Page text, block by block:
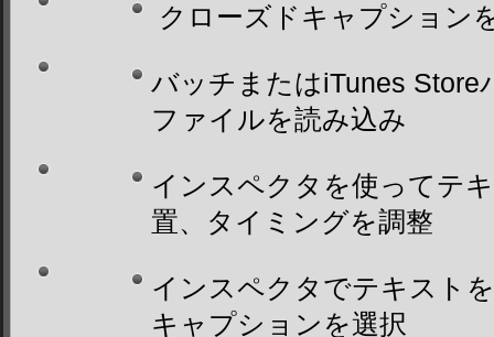
クローズドキャプション
バッチまたはiTunes
ファイルを読み込み
インスペクタを使ってテ
置、タイミングを調整
インスペクタでテキスト
キャプションを選択